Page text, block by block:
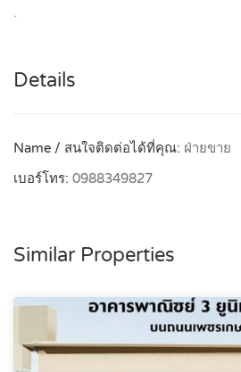
.
Details
Name / สนใจติดต่อได้ที่คุณ: ฝ่ายขาย
เบอร์โทร: 0988349827
Similar Properties